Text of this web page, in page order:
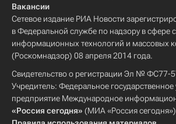
Вакансии
Сетевое издание РИА Новости
в Федеральной службе по надзору в сфере
информационных технологий и массовых
(Роскомнадзор) 08 апреля 2014 года.
Свидетельство о регистрации Эл № ФС77-
Учредитель: Федеральное государственное
предприятие Международное
«Россия сегодня» (МИА «Россия